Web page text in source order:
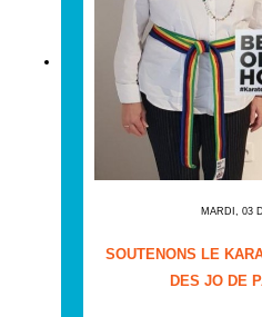
MARDI, 03
SOUTENONS LE
DES JO DE